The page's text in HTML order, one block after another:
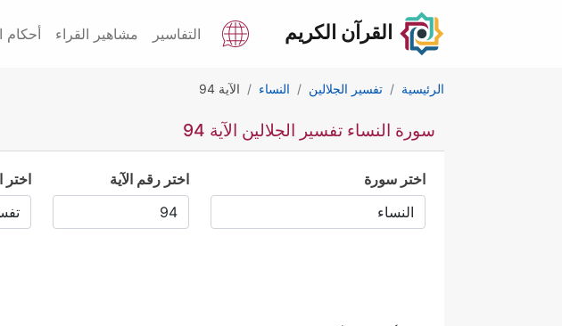
القرآن الكريم التفاسير مشاهير القراء أحكام
الرئيسية تفسير الجلالين النساء الآية 94
سورة النساء تفسير الجلالين الآية 94
اختر سورة اختر رقم الآية اختر